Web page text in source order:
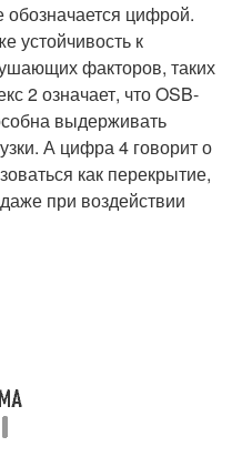
обозначается цифрой.
устойчивость к
факторов, таких
2 означает, что OSB-
выдерживать
А цифра 4 говорит о
как перекрытие,
при воздействии